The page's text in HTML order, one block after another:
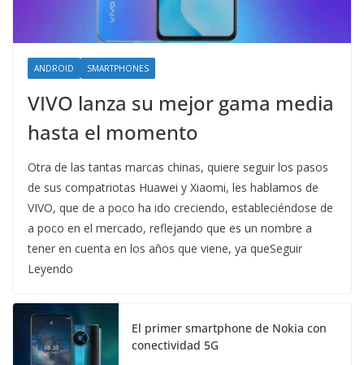
ANDROID SMARTPHONES
VIVO lanza su mejor gama media
hasta el momento
Otra de las tantas marcas chinas, quiere seguir los pasos
de sus compatriotas Huawei y Xiaomi, les hablamos de
VIVO, que de a poco ha ido creciendo, estableciéndose de
a poco en el mercado, reflejando que es un nombre a
tener en cuenta en los años que viene, ya queSeguir
Leyendo
El primer smartphone de Nokia con
conectividad 5G